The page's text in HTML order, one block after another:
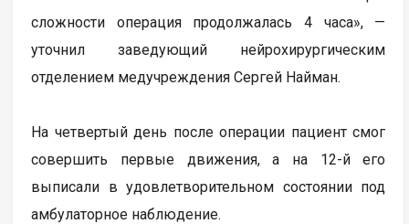
сложности операция продолжалась 4 часа», —
уточнил заведующий нейрохирургическим
отделением медучреждения Сергей Найман.
На четвертый день после операции пациент смог
совершить первые движения, а на 12-й его
выписали в удовлетворительном состоянии под
амбулаторное наблюдение.